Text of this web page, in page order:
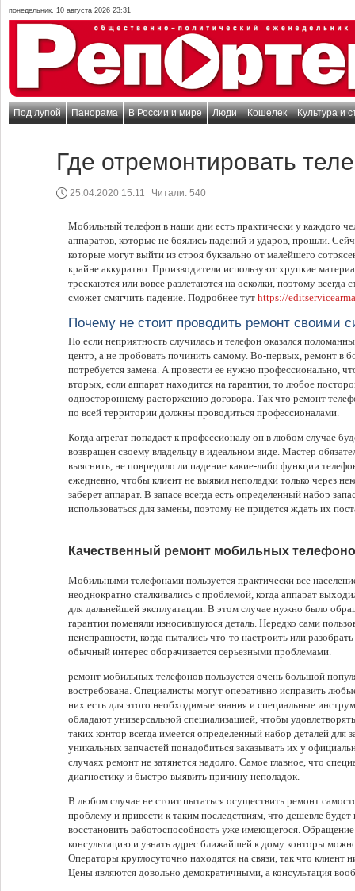
понедельник, 10 августа 2026 23:31
Под лупой Панорама В России и мире Люди Кошелек Культура и
Где отремонтировать
25.04.2020 15:11 Читали: 540
Мобильный телефон в наши дни есть практически у каждого
аппаратов, которые не боялись падений и ударов, прошли.
которые могут выйти из строя буквально от малейшего
крайне аккуратно. Производители используют хрупкие
трескаются или вовсе разлетаются на осколки, поэтому всегда
сможет смягчить падение. Подробнее тут https://
Почему не стоит проводить ремонт своими
Но если неприятность случилась и телефон оказался
центр, а не пробовать починить самому. Во-первых, ремонт в
потребуется замена. А провести ее нужно профессионально,
вторых, если аппарат находится на гарантии, то любое
одностороннему расторжению договора. Так что ремонт
по всей территории должны проводиться профессионалами.
Когда агрегат попадает к профессионалу он в любом случае
возвращен своему владельцу в идеальном виде. Мастер
выяснить, не повредило ли падение какие-либо функции
ежедневно, чтобы клиент не выявил неполадки только через
заберет аппарат. В запасе всегда есть определенный набор
использоваться для замены, поэтому не придется ждать их
Качественный ремонт мобильных
Мобильными телефонами пользуется практически все
неоднократно сталкивались с проблемой, когда аппарат
для дальнейшей эксплуатации. В этом случае нужно было
гарантии поменяли износившуюся деталь. Нередко сами
неисправности, когда пытались что-то настроить или
обычный интерес оборачивается серьезными проблемами.
ремонт мобильных телефонов пользуется очень большой
востребована. Специалисты могут оперативно исправить
них есть для этого необходимые знания и специальные
обладают универсальной специализацией, чтобы
таких контор всегда имеется определенный набор деталей для
уникальных запчастей понадобиться заказывать их у
случаях ремонт не затянется надолго. Самое главное, что
диагностику и быстро выявить причину неполадок.
В любом случае не стоит пытаться осуществить ремонт
проблему и привести к таким последствиям, что дешевле
восстановить работоспособность уже имеющегося.
консультацию и узнать адрес ближайшей к дому конторы
Операторы круглосуточно находятся на связи, так что клиент
Цены являются довольно демократичными, а консультация